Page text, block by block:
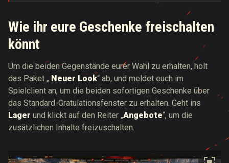
Wie ihr eure Geschenke freischalten
könnt
Um die beiden Gegenstände eurer Wahl zu erhalten, holt
das Paket „ Neuer Look“ ab, und meldet euch im
Spielclient an, um die beiden sofortigen Geschenke über
das Standard-Gratulationsfenster zu erhalten. Geht ins
Lager und klickt auf den Reiter „Angebote“, um die
zusätzlichen Inhalte freizuschalten.